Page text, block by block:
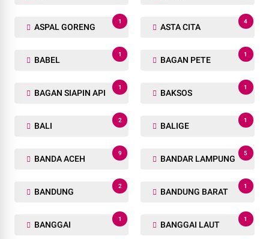
ASPAL GORENG
1
ASTA CITA
4
BABEL
1
BAGAN PETE
1
BAGAN SIAPIN API
1
BAKSOS
1
BALI
2
BALIGE
1
BANDA ACEH
9
BANDAR LAMPUNG
5
BANDUNG
2
BANDUNG BARAT
1
BANGGAI
1
BANGGAI LAUT
1